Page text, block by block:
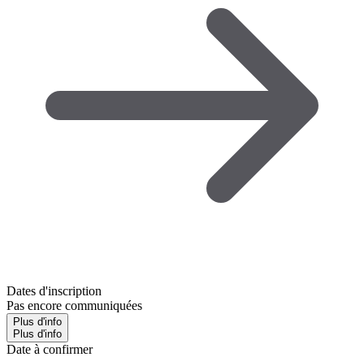
Dates d'inscription
Pas encore communiquées
Plus d'info
Plus d'info
Date à confirmer